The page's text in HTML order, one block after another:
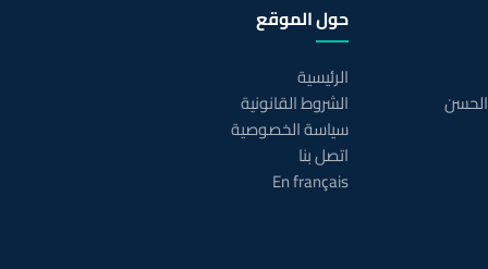
حول الموقع
الرئيسية
الشروط القانونية
سياسة الخصوصية
اتصل بنا
En français